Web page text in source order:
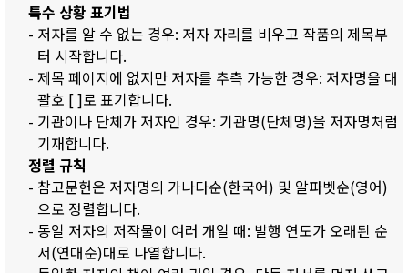
특수 상황 표기법
- 저자를 알 수 없는 경우: 저자 자리를 비우고 작품의 제목부
터 시작합니다.
- 제목 페이지에 없지만 저자를 추측 가능한 경우: 저자명을 대
괄호 [ ]로 표기합니다.
- 기관이나 단체가 저자인 경우: 기관명(단체명)을 저자명처럼
기재합니다.
정렬 규칙
- 참고문헌은 저자명의 가나다순(한국어) 및 알파벳순(영어)
으로 정렬합니다.
- 동일 저자의 저작물이 여러 개일 때: 발행 연도가 오래된 순
서(연대순)대로 나열합니다.